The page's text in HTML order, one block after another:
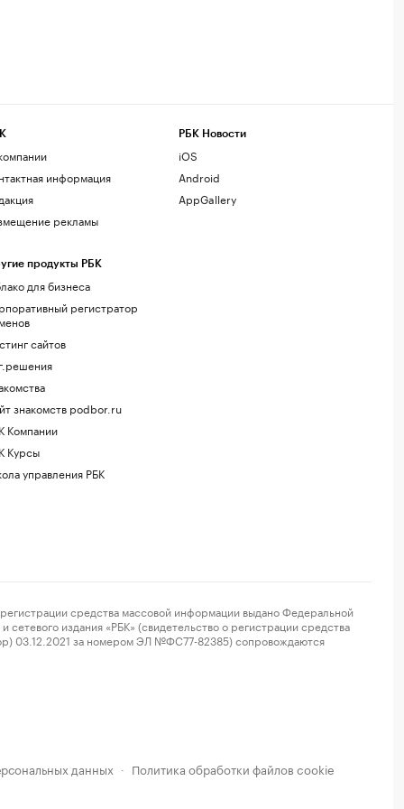
информация
рекламы
продукты РБК
для бизнеса
регистратор
сайтов
знакомств podbor.ru
Компании
Курсы
управления РБК
РБК Новости
iOS
Android
AppGallery
средства массовой информации выдано Федеральной
издания «РБК» (свидетельство о регистрации средства
03.12.2021 за номером ЭЛ №ФС77-82385) сопровождаются
данных · Политика обработки файлов cookie